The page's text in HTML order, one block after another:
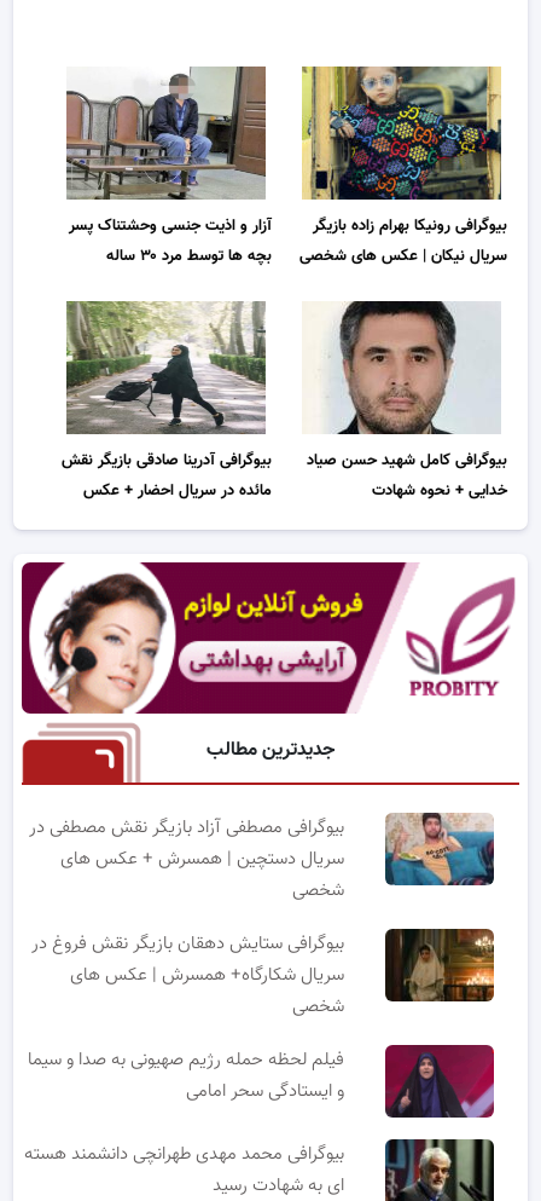
بیوگرافی رونیکا بهرام زاده بازیگر
سریال نیکان | عکس های شخصی
آزار و اذیت جنسی وحشتناک پسر
بچه ها توسط مرد ۳۰ ساله
بیوگرافی کامل شهید حسن صیاد
خدایی + نحوه شهادت
بیوگرافی آدرینا صادقی بازیگر نقش
مائده در سریال احضار + عکس
جدیدترین مطالب
بیوگرافی مصطفی آزاد بازیگر نقش مصطفی در
سریال دستچین | همسرش + عکس های
شخصی
بیوگرافی ستایش دهقان بازیگر نقش فروغ در
سریال شکارگاه+ همسرش | عکس های
شخصی
فیلم لحظه حمله رژیم صهیونی به صدا و سیما
و ایستادگی سحر امامی
بیوگرافی محمد مهدی طهرانچی دانشمند هسته
ای به شهادت رسید